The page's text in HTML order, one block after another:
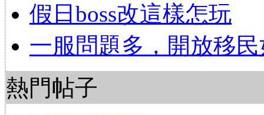
假日boss改這樣怎玩
一服問題多，開放移民
熱門帖子